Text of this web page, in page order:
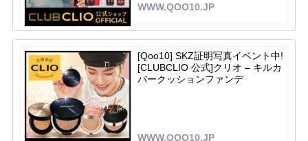
WWW.QOO10.JP
[Qoo10] SKZ証明写真イベント中!
[CLUBCLIO 公式]クリオ – キルカ
バークッションファンデ
WWW.QOO10.JP